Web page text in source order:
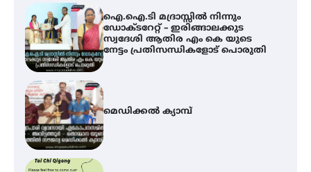
മെഡിക്കൽ ക്യാമ്പ്
തായ് ചി – ക്വിഗോങ്ങ്
പരിചയപ്പെടാം